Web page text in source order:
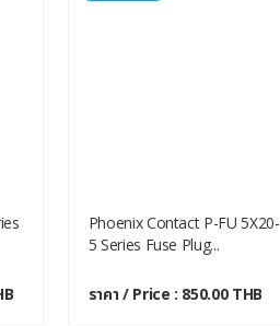
Phoenix Contact P-FU 5X20-
5 Series Fuse Plug...
ราคา / Price : 850.00 THB